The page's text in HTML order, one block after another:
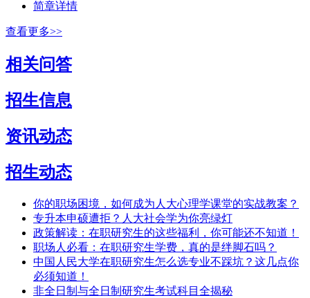
简章详情
查看更多>>
相关问答
招生信息
资讯动态
招生动态
你的职场困境，如何成为人大心理学课堂的实战教案？
专升本申硕遭拒？人大社会学为你亮绿灯
政策解读：在职研究生的这些福利，你可能还不知道！
职场人必看：在职研究生学费，真的是绊脚石吗？
中国人民大学在职研究生怎么选专业不踩坑？这几点你
必须知道！
非全日制与全日制研究生考试科目全揭秘